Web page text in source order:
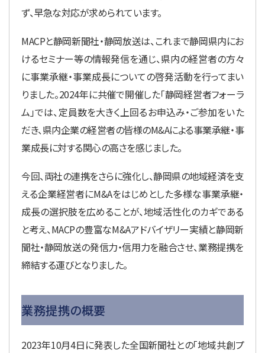
ず、早急な対応が求められています。
MACPと静岡新聞社・静岡放送は、これまで静岡県内にお
けるセミナー等の情報発信を通じ、県内の経営者の方々
に事業承継・事業成長についての啓発活動を行ってまい
りました。2024年に共催で開催した「静岡経営者フォーラ
ム」では、定員数を大きく上回るお申込み・ご参加をいた
だき、県内企業の経営者の皆様のM&Aによる事業承継・事
業成長に対する関心の高さを感じました。
今回、両社の連携をさらに強化し、静岡県の地域経済を支
える企業経営者にM&Aをはじめとした多様な事業承継・
成長の選択肢を広めることが、地域活性化のカギである
と考え、MACPの豊富なM&Aアドバイザリー実績と静岡新
聞社・静岡放送の発信力・信用力を融合させ、業務提携を
締結する運びとなりました。
業務提携の概要
2023年10月4日に発表した全国新聞社との「地域共創プ